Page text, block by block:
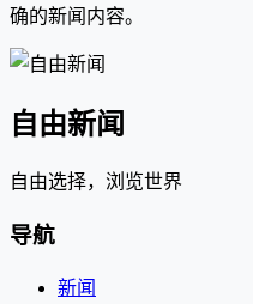
确的新闻内容。
自由新闻
自由选择，浏览世界
导航
新闻